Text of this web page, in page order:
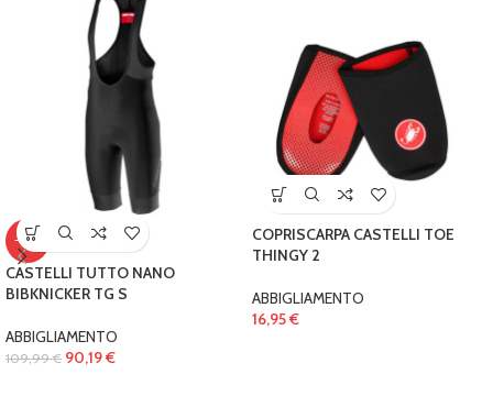
-18%
CASTELLI TUTTO NANO
BIBKNICKER TG S
ABBIGLIAMENTO
109,99€ 90,19€
COPRISCARPA CASTELLI TOE
THINGY 2
ABBIGLIAMENTO
16,95€